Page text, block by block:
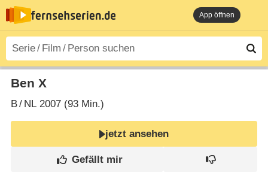
App öffnen
Ben X
B/ NL2007 (93 Min.)
jetzt ansehen